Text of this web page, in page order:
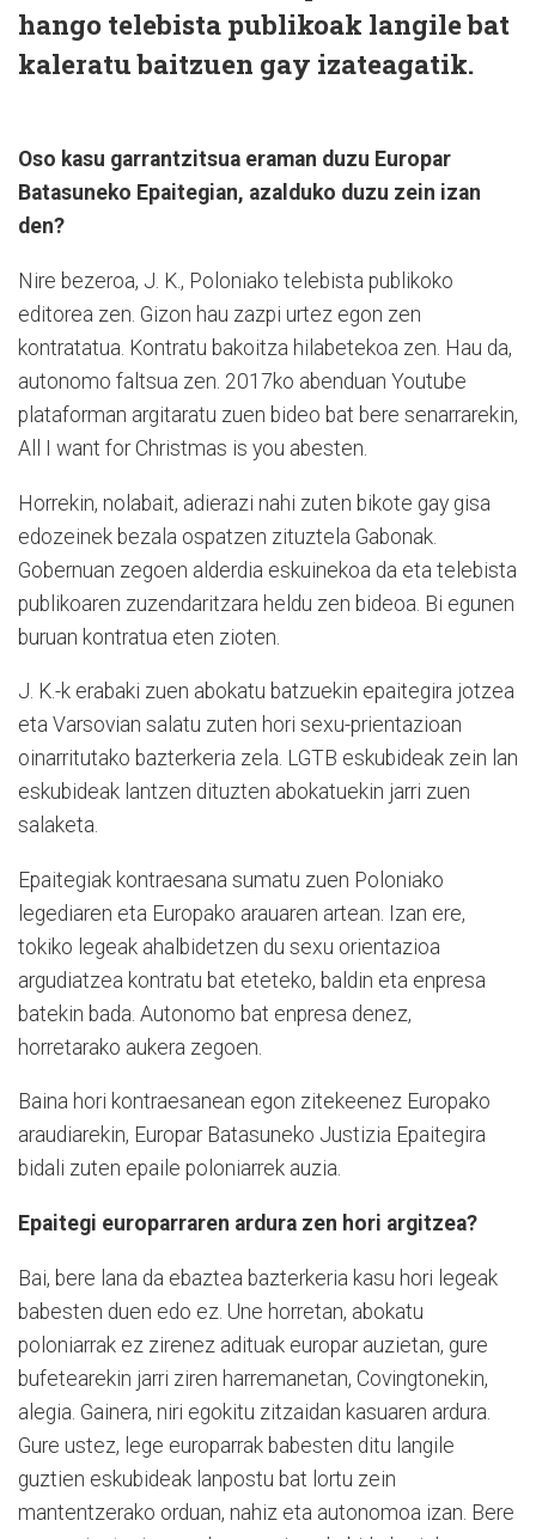
hango telebista publikoak langile bat
kaleratu baitzuen gay izateagatik.
Oso kasu garrantzitsua eraman duzu Europar
Batasuneko Epaitegian, azalduko duzu zein izan
den?
Nire bezeroa, J. K., Poloniako telebista publikoko
editorea zen. Gizon hau zazpi urtez egon zen
kontratatua. Kontratu bakoitza hilabetekoa zen. Hau da,
autonomo faltsua zen. 2017ko abenduan Youtube
plataforman argitaratu zuen bideo bat bere senarrarekin,
All I want for Christmas is you abesten.
Horrekin, nolabait, adierazi nahi zuten bikote gay gisa
edozeinek bezala ospatzen zituztela Gabonak.
Gobernuan zegoen alderdia eskuinekoa da eta telebista
publikoaren zuzendaritzara heldu zen bideoa. Bi egunen
buruan kontratua eten zioten.
J. K.-k erabaki zuen abokatu batzuekin epaitegira jotzea
eta Varsovian salatu zuten hori sexu-prientazioan
oinarritutako bazterkeria zela. LGTB eskubideak zein lan
eskubideak lantzen dituzten abokatuekin jarri zuen
salaketa.
Epaitegiak kontraesana sumatu zuen Poloniako
legediaren eta Europako arauaren artean. Izan ere,
tokiko legeak ahalbidetzen du sexu orientazioa
argudiatzea kontratu bat eteteko, baldin eta enpresa
batekin bada. Autonomo bat enpresa denez,
horretarako aukera zegoen.
Baina hori kontraesanean egon zitekeenez Europako
araudiarekin, Europar Batasuneko Justizia Epaitegira
bidali zuten epaile poloniarrek auzia.
Epaitegi europarraren ardura zen hori argitzea?
Bai, bere lana da ebaztea bazterkeria kasu hori legeak
babesten duen edo ez. Une horretan, abokatu
poloniarrak ez zirenez adituak europar auzietan, gure
bufetearekin jarri ziren harremanetan, Covingtonekin,
alegia. Gainera, niri egokitu zitzaidan kasuaren ardura.
Gure ustez, lege europarrak babesten ditu langile
guztien eskubideak lanpostu bat lortu zein
mantentzerako orduan, nahiz eta autonomoa izan. Bere